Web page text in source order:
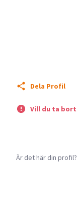
Dela Profil
Vill du ta
Är det här din